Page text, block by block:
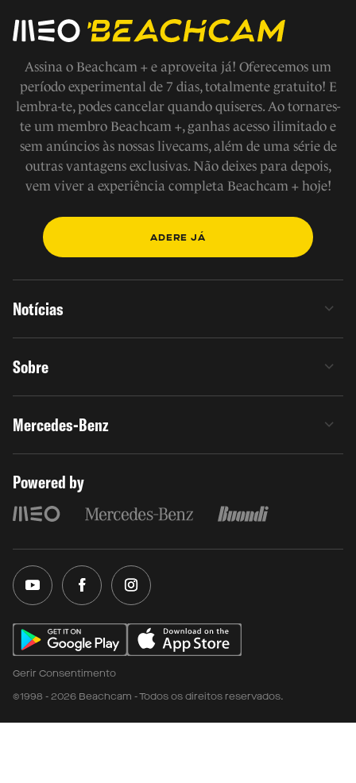
Assina o Beachcam + e aproveita já! Oferecemos um
período experimental de 7 dias, totalmente gratuito! E
lembra-te, podes cancelar quando quiseres. Ao tornares-
te um membro Beachcam +, ganhas acesso ilimitado e
sem anúncios às nossas livecams, além de uma série de
outras vantagens exclusivas. Não deixes para depois,
vem viver a experiência completa Beachcam + hoje!
ADERE JÁ
Notícias
Sobre
Mercedes-Benz
Powered by
Gerir Consentimento
©1998 - 2026 Beachcam - Todos os direitos reservados.